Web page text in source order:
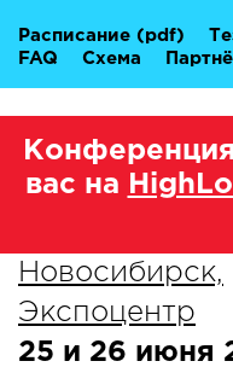
Расписание (pdf)
FAQ
Схема
вас на
Новосибирск,
Экспоцентр
25 и 26 июня